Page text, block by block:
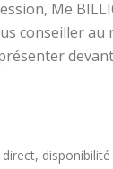
Me
conseiller au
disponibilité